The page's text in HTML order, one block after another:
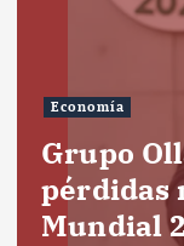
Economía
Grupo
pérdidas
Mundial